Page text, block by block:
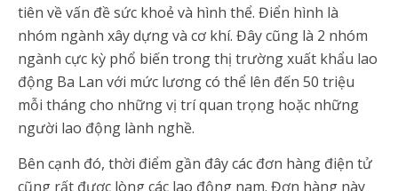
tiên về vấn đề sức khoẻ và hình thể. Điển hình là
nhóm ngành xây dựng và cơ khí. Đây cũng là 2 nhóm
ngành cực kỳ phổ biến trong thị trường xuất khẩu lao
động Ba Lan với mức lương có thể lên đến 50 triệu
mỗi tháng cho những vị trí quan trọng hoặc những
người lao động lành nghề.
Bên cạnh đó, thời điểm gần đây các đơn hàng điện tử
cũng rất được lòng các lao động nam. Đơn hàng này